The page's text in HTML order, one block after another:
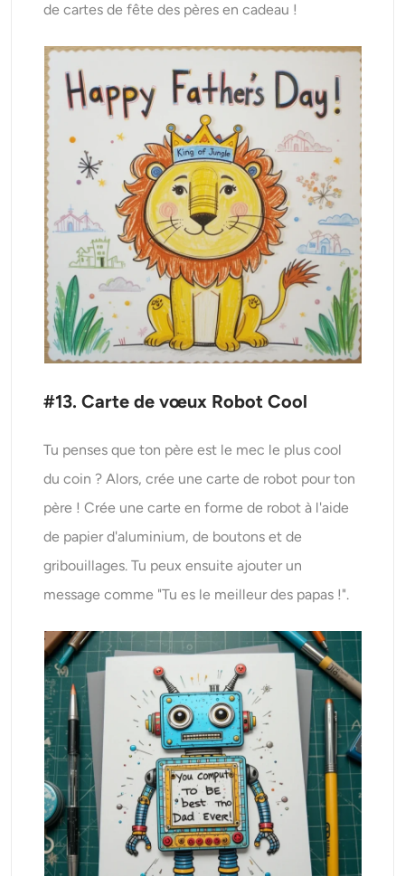
de cartes de fête des pères en cadeau !
#13. Carte de vœux Robot Cool
Tu penses que ton père est le mec le plus cool
du coin ? Alors, crée une carte de robot pour ton
père ! Crée une carte en forme de robot à l'aide
de papier d'aluminium, de boutons et de
gribouillages. Tu peux ensuite ajouter un
message comme "Tu es le meilleur des papas !".